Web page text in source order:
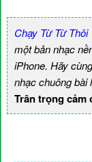
Chạy Từ Từ
một bản nhạc
iPhone. Hãy
nhạc chuông bài
Trân trọng cảm